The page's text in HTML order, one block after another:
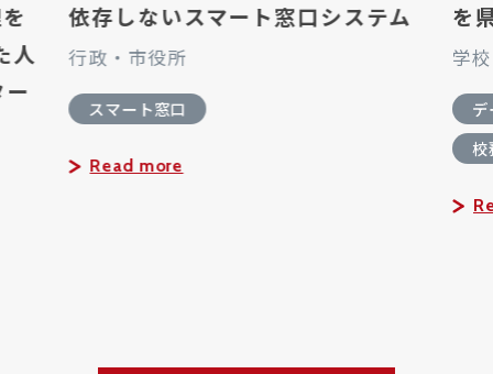
しないスマート窓口システム
・市役所
スマート窓口
Read more
を県内全小
データセンタ
Read more